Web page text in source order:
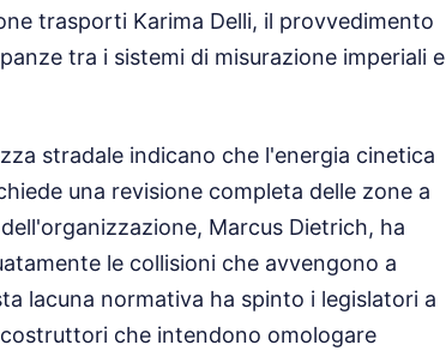
trasporti Karima Delli, il provvedimento
tra i sistemi di misurazione imperiali e
stradale indicano che l'energia cinetica
una revisione completa delle zone a
Marcus Dietrich, ha
le collisioni che avvengono a
lacuna normativa ha spinto i legislatori a
che intendono omologare